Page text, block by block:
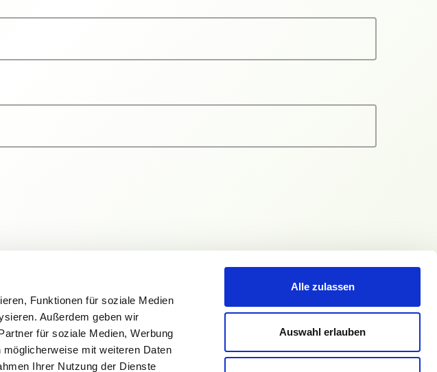
Funktionen für soziale Medien
Außerdem geben wir
für soziale Medien, Werbung
mit weiteren Daten
Ihrer Nutzung der Dienste
Alle zulassen
Auswahl erlauben